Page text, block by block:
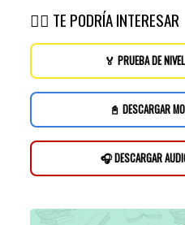
👉🏽 TE PODRÍA INTERESAR
🏅 PRUEBA DE
📓 DESCARGAR
🎧 DESCARGAR